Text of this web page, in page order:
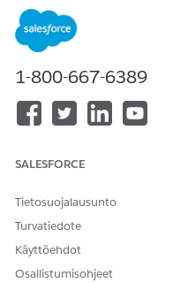
Käytettävissä: Lightning
Käytettävissä: Health
Unlimited Edition -
Revenue Cloud
Billing -lisäosalisenssit.
Etsi ja avaa
Valitse
Valmis.
1-800-667-6389
SALESFORCE
Tietosuojalausunto
Turvatiedote
Käyttöehdot
Osallistumisohjeet